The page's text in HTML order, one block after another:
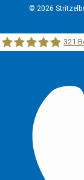
© 2026
321